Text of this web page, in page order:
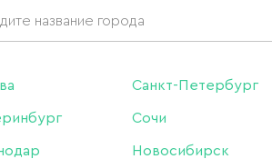
Санкт-Петербург
Сочи
Новосибирск